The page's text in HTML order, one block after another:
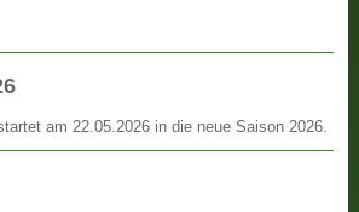
am 22.05.2026 in die neue Saison 2026.